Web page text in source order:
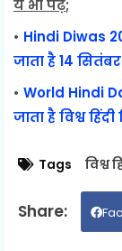
ये भी पढ़ें;
• Hindi Diwas
जाता है 14
• World Hindi
जाता है विश्व
Tags विश्व